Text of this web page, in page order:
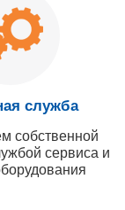
служба
собственной
сервиса и